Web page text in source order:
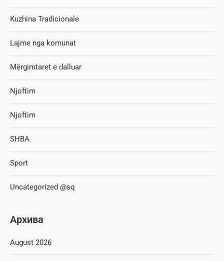
Kuzhina Tradicionale
Lajme nga komunat
Mërgimtaret e dalluar
Njoftim
Njoftim
SHBA
Sport
Uncategorized @sq
Архива
August 2026